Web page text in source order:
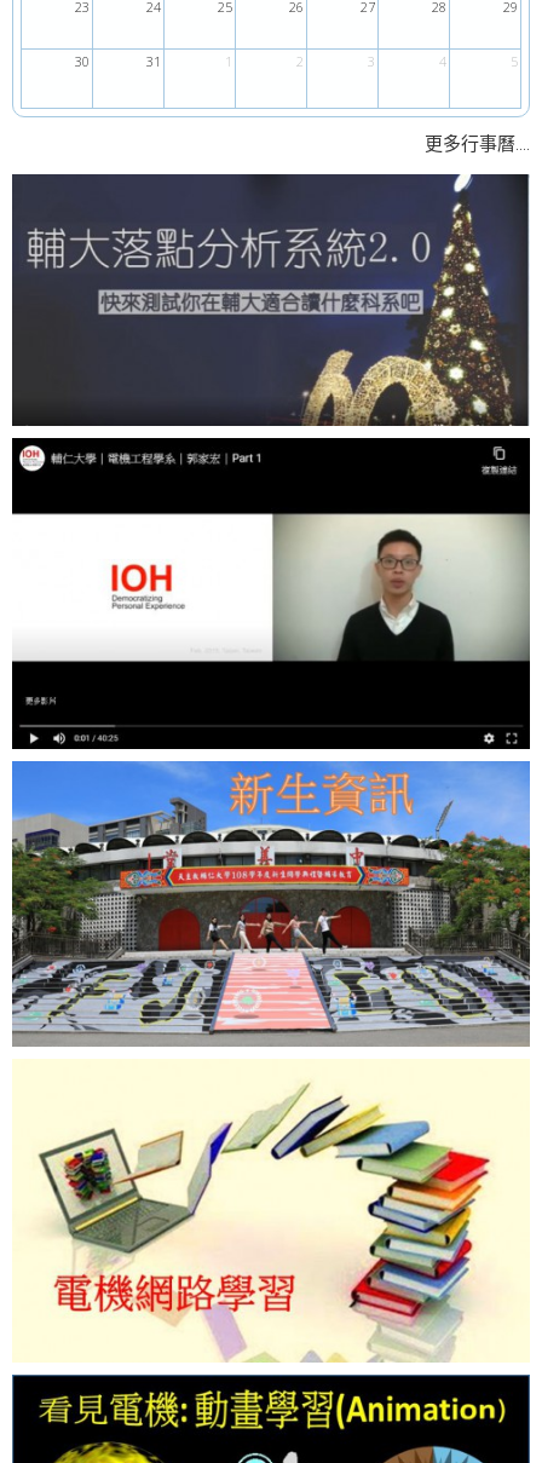
23 24 25 26 27 28 29
30 31 1 2 3 4 5
更多行事曆....